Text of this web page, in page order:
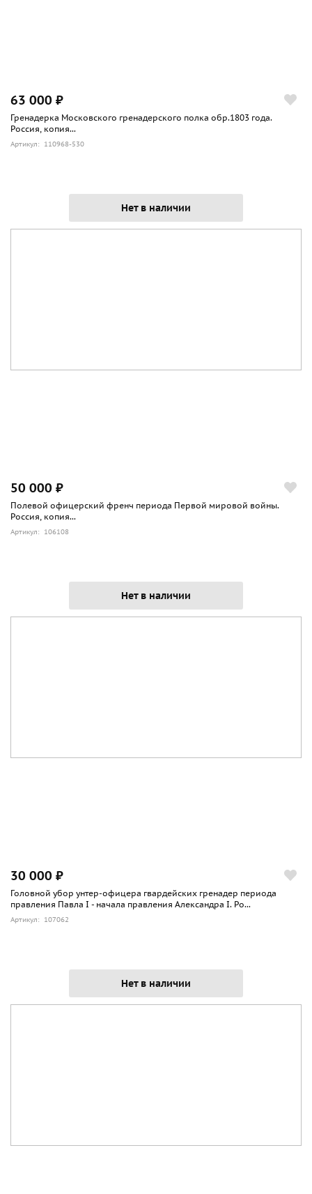
63 000 ₽
Гренадерка Московского гренадерского полка обр.1803 года.
Россия, копия...
Артикул: 110968-530
Нет в наличии
50 000 ₽
Полевой офицерский френч периода Первой мировой войны.
Россия, копия...
Артикул: 106108
Нет в наличии
30 000 ₽
Головной убор унтер-офицера гвардейских гренадер периода
правления Павла I - начала правления Александра I. Ро...
Артикул: 107062
Нет в наличии